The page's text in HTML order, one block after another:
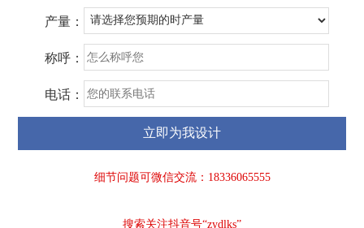
产量：
称呼：
电话：
细节问题可微信交流：18336065555
搜索关注抖音号“zydlks”